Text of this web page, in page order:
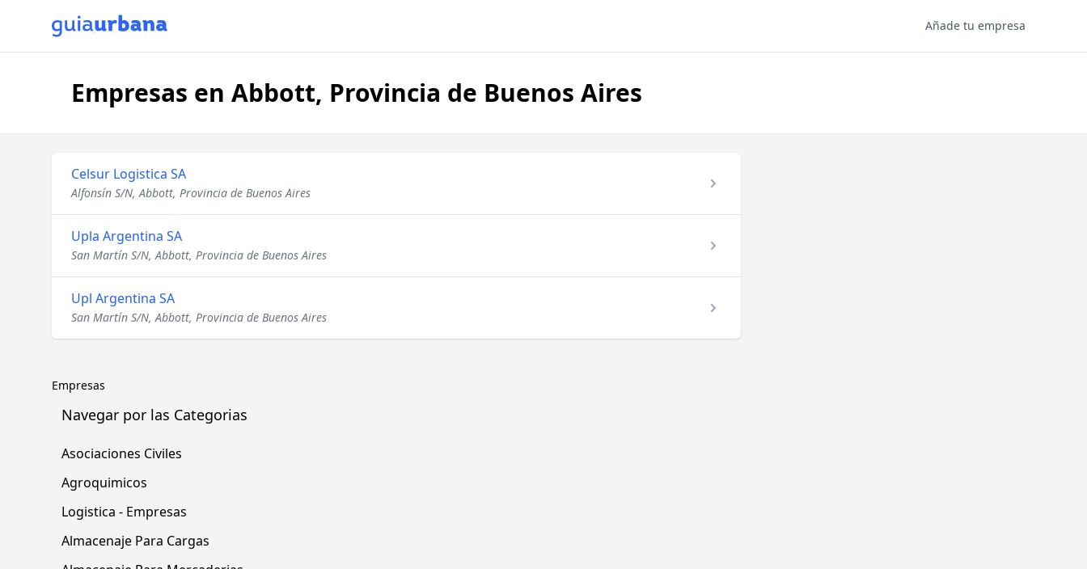
Añade tu empresa
Empresas en Abbott, Provincia de Buenos Aires
Celsur Logistica SA
Alfonsín S/N, Abbott, Provincia de Buenos Aires
Upla Argentina SA
San Martín S/N, Abbott, Provincia de Buenos Aires
Upl Argentina SA
San Martín S/N, Abbott, Provincia de Buenos Aires
Empresas
Navegar por las Categorias
Asociaciones Civiles
Agroquimicos
Logistica - Empresas
Almacenaje Para Cargas